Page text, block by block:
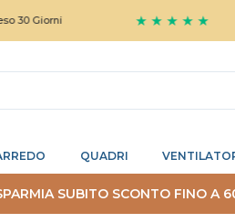
★ ★ ★ ★ ★
QUADRI
SUBITO SCONTO FINO A